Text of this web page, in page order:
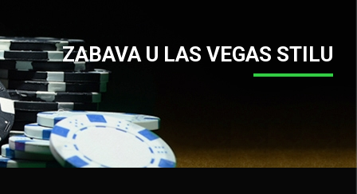
ZABAVA U LAS VEGAS STILU